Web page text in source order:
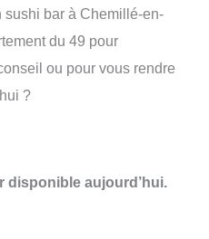
sushi bar à Chemillé-en-
du 49 pour
ou pour vous rendre
?
disponible aujourd’hui.